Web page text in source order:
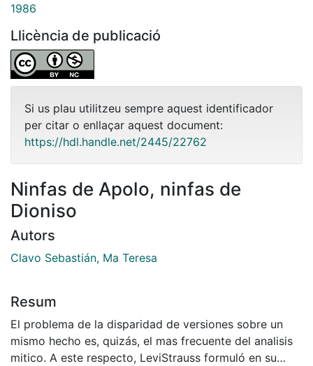
1986
Llicència de publicació
Si us plau utilitzeu sempre aquest identificador
per citar o enllaçar aquest document:
https://hdl.handle.net/2445/22762
Ninfas de Apolo, ninfas de
Dioniso
Autors
Clavo Sebastián, Ma Teresa
Resum
El problema de la disparidad de versiones sobre un
mismo hecho es, quizás, el mas frecuente del analisis
mitico. A este respecto, LeviStrauss formuló en su